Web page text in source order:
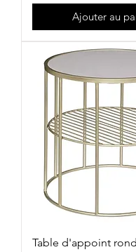
Ajouter au
Table d'appoint